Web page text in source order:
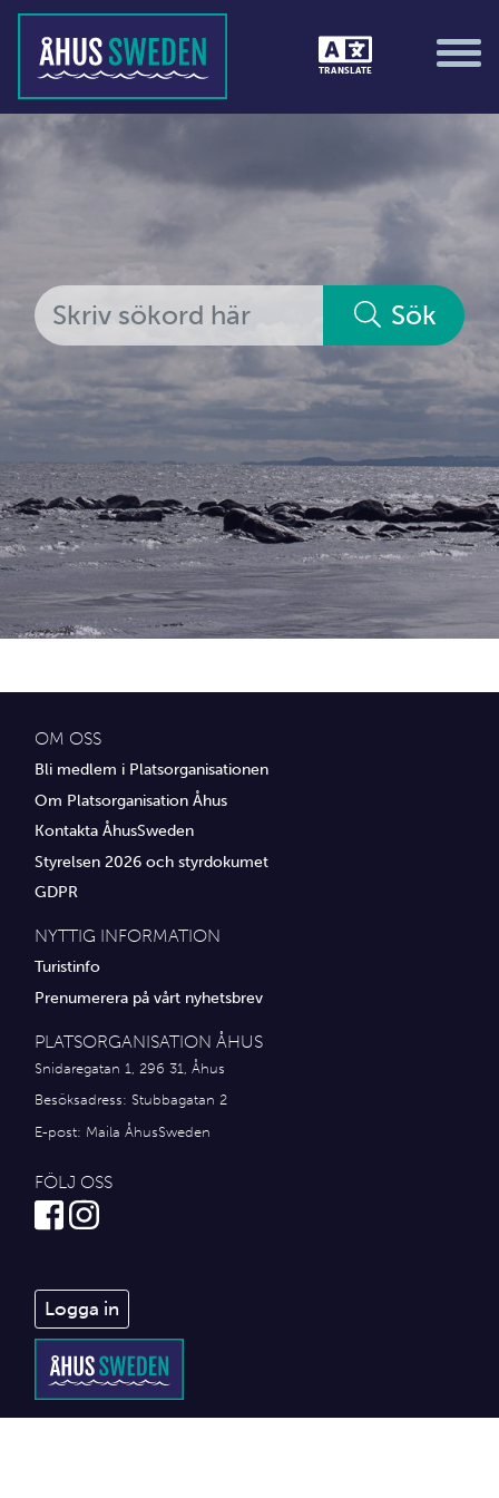
TRANSLATE
Tävlingar &amp; matcher
Alla medlemmar
Ekonomi &amp; juridik
Hantverkare
Hus &amp; hem
Ideella föreningar
Idrottsföreningar
Media
Transport
Övrig service
Sök
OM OSS
Bli medlem i Platsorganisationen
Om Platsorganisation Åhus
Kontakta ÅhusSweden
Styrelsen 2026 och styrdokumet
GDPR
NYTTIG INFORMATION
Turistinfo
Prenumerera på vårt nyhetsbrev
PLATSORGANISATION ÅHUS
Snidaregatan 1, 296 31, Åhus
Besöksadress: Stubbagatan 2
E-post: Maila ÅhusSweden
FÖLJ OSS
Logga in